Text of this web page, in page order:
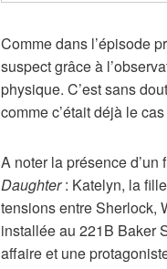
Comme dans l’épisode
suspect grâce à
physique. C’est sans
comme c’était déjà le
A noter la présence
Daughter: Katelyn, la
tensions entre Sherlock,
installée au 221B Baker
affaire et une